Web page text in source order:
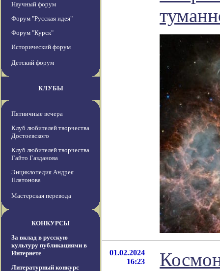
Научный форум
Форум "Русская идея"
Форум "Курск"
Исторический форум
Детский форум
КЛУБЫ
Пятничные вечера
Клуб любителей творчества
Достоевского
Клуб любителей творчества
Гайто Газданова
Энциклопедия Андрея
Платонова
Мастерская перевода
КОНКУРСЫ
За вклад в русскую
культуру публикациями в
Интернете
Литературный конкурс
01.02.2024
16:23